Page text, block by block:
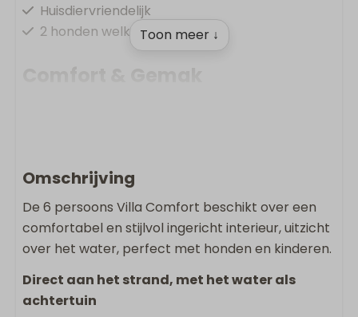
Huisdiervriendelijk
2 honden welkom
Rookvrij
Wasmachine
Droger
Wonen & Koken
Vloeroppervlakte m2: 127
Flatscreen TV
Toon meer ↓
Omschrijving
De 6 persoons Villa Comfort beschikt over een
comfortabel en stijlvol ingericht interieur, uitzicht
over het water, perfect met honden en kinderen.
Direct aan het strand, met het water als
achtertuin